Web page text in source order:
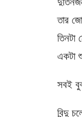
তার
একটা
সবই
বিন্দু